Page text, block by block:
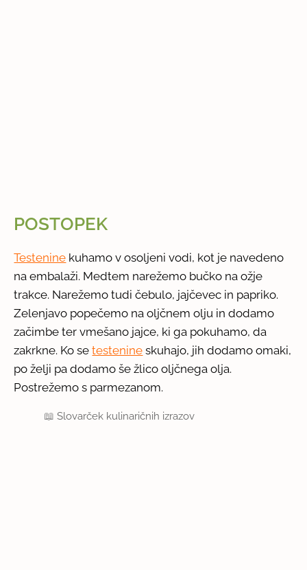
POSTOPEK
Testenine kuhamo v osoljeni vodi, kot je navedeno
na embalaži. Medtem narežemo bučko na ožje
trakce. Narežemo tudi čebulo, jajčevec in papriko.
Zelenjavo popečemo na oljčnem olju in dodamo
začimbe ter vmešano jajce, ki ga pokuhamo, da
zakrkne. Ko setestenine skuhajo, jih dodamo omaki,
po želji pa dodamo še žlico oljčnega olja.
Postrežemo s parmezanom.
📖Slovarček kulinaričnih izrazov